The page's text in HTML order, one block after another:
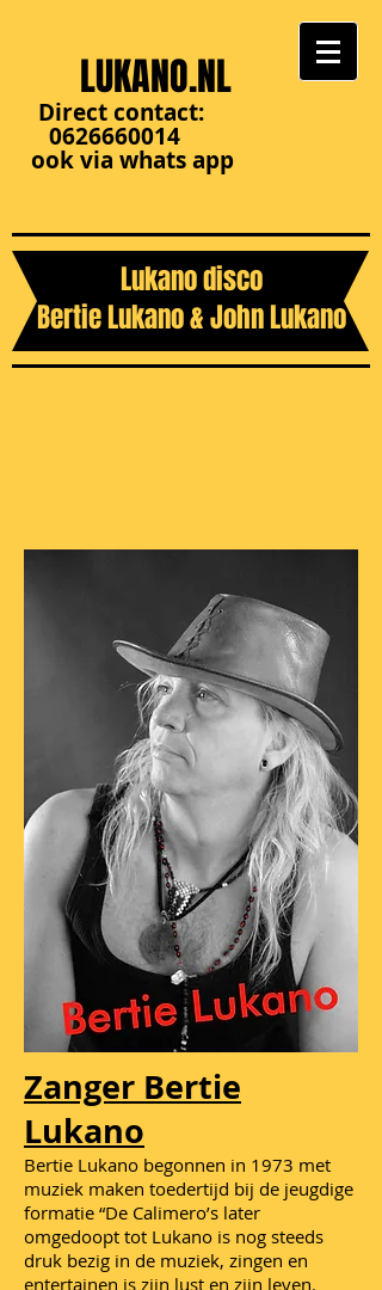
LUKANO.NL
Direct contact:
0626660014
ook via whats app
Lukano disco
Bertie Lukano & John Lukano
Zanger Bertie
Lukano
Bertie Lukano begonnen in 1973 met
muziek maken toedertijd bij de jeugdige
formatie “De Calimero’s later
omgedoopt tot Lukano is nog steeds
druk bezig in de muziek, zingen en
entertainen is zijn lust en zijn leven.